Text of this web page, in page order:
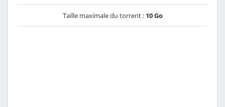
Taille maximale du torrent : 10 Go